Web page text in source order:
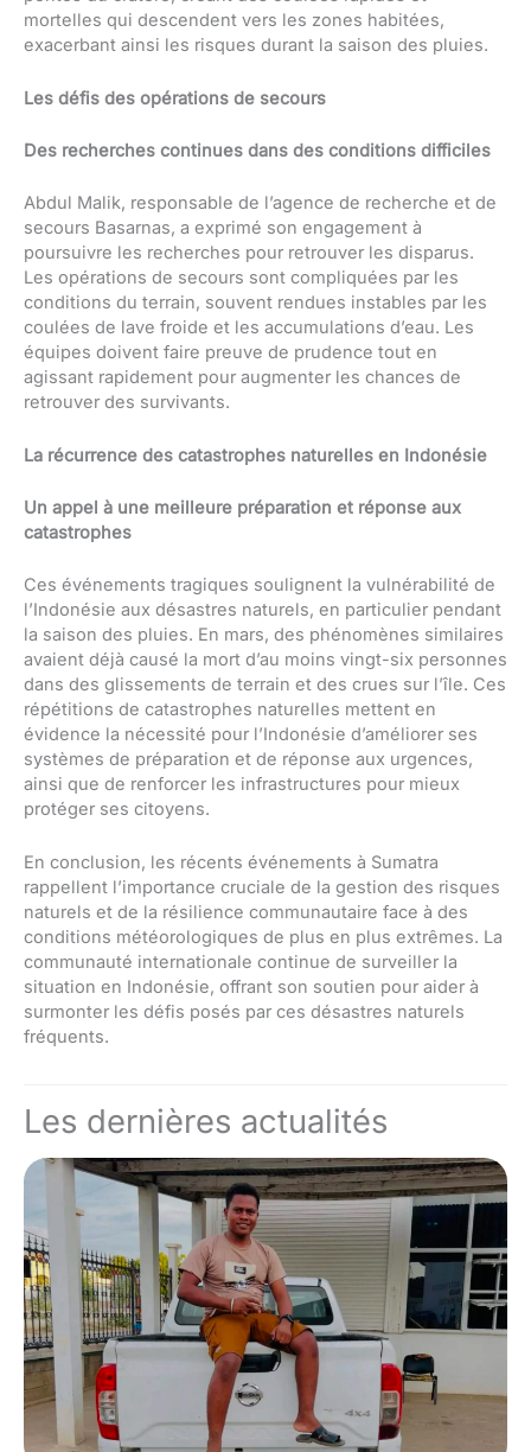
mortelles qui descendent vers les zones habitées,
exacerbant ainsi les risques durant la saison des pluies.
Les défis des opérations de secours
Des recherches continues dans des conditions difficiles
Abdul Malik, responsable de l’agence de recherche et de
secours Basarnas, a exprimé son engagement à
poursuivre les recherches pour retrouver les disparus.
Les opérations de secours sont compliquées par les
conditions du terrain, souvent rendues instables par les
coulées de lave froide et les accumulations d’eau. Les
équipes doivent faire preuve de prudence tout en
agissant rapidement pour augmenter les chances de
retrouver des survivants.
La récurrence des catastrophes naturelles en Indonésie
Un appel à une meilleure préparation et réponse aux
catastrophes
Ces événements tragiques soulignent la vulnérabilité de
l’Indonésie aux désastres naturels, en particulier pendant
la saison des pluies. En mars, des phénomènes similaires
avaient déjà causé la mort d’au moins vingt-six personnes
dans des glissements de terrain et des crues sur l’île. Ces
répétitions de catastrophes naturelles mettent en
évidence la nécessité pour l’Indonésie d’améliorer ses
systèmes de préparation et de réponse aux urgences,
ainsi que de renforcer les infrastructures pour mieux
protéger ses citoyens.
En conclusion, les récents événements à Sumatra
rappellent l’importance cruciale de la gestion des risques
naturels et de la résilience communautaire face à des
conditions météorologiques de plus en plus extrêmes. La
communauté internationale continue de surveiller la
situation en Indonésie, offrant son soutien pour aider à
surmonter les défis posés par ces désastres naturels
fréquents.
Les dernières actualités